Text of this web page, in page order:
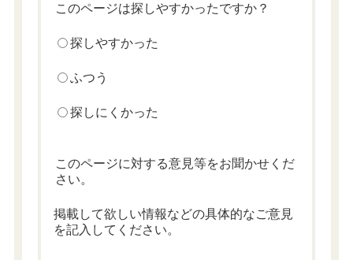
このページは探しやすかったですか？
探しやすかった
ふつう
探しにくかった
このページに対する意見等をお聞かせくだ
さい。
掲載して欲しい情報などの具体的なご意見
を記入してください。